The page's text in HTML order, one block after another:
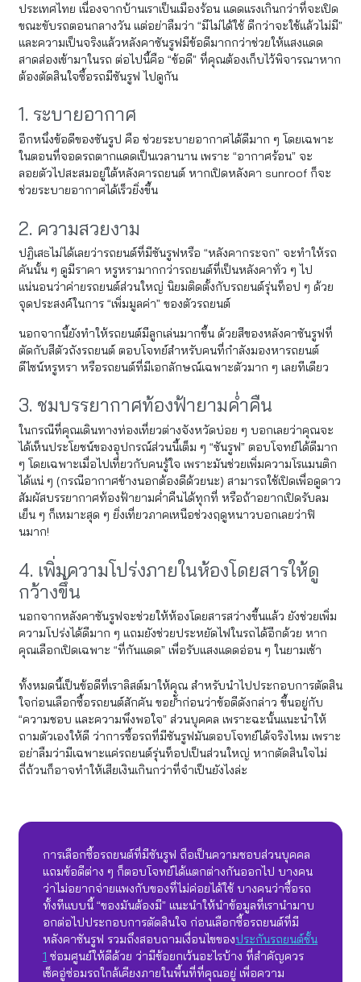
ประเทศไทย เนื่องจากบ้านเราเป็นเมืองร้อน แดดแรงเกินกว่าที่จะเปิด
ขณะขับรถตอนกลางวัน แต่อย่าลืมว่า “มีไม่ได้ใช้ ดีกว่าจะใช้แล้วไม่มี”
และความเป็นจริงแล้วหลังคาซันรูฟมีข้อดีมากกว่าช่วยให้แสงแดด
สาดส่องเข้ามาในรถ ต่อไปนี้คือ “ข้อดี” ที่คุณต้องเก็บไว้พิจารณาหาก
ต้องตัดสินใจซื้อรถมีซันรูฟ ไปดูกัน
1. ระบายอากาศ
อีกหนึ่งข้อดีของซันรูป คือ ช่วยระบายอากาศได้ดีมาก ๆ โดยเฉพาะ
ในตอนที่จอดรถตากแดดเป็นเวลานาน เพราะ “อากาศร้อน” จะ
ลอยตัวไปสะสมอยู่ใต้หลังคารถยนต์ หากเปิดหลังคา sunroof ก็จะ
ช่วยระบายอากาศได้เร็วยิ่งขึ้น
2. ความสวยงาม
ปฏิเสธไม่ได้เลยว่ารถยนต์ที่มีซันรูฟหรือ “หลังคากระจก” จะทำให้รถ
คันนั้น ๆ ดูมีราคา หรูหรามากกว่ารถยนต์ที่เป็นหลังคาทั่ว ๆ ไป
แน่นอนว่าค่ายรถยนต์ส่วนใหญ่ นิยมติดตั้งกับรถยนต์รุ่นท็อป ๆ ด้วย
จุดประสงค์ในการ “เพิ่มมูลค่า” ของตัวรถยนต์
นอกจากนี้ยังทำให้รถยนต์มีลูกเล่นมากขึ้น ด้วยสีของหลังคาซันรูฟที่
ตัดกับสีตัวถังรถยนต์ ตอบโจทย์สำหรับคนที่กำลังมองหารถยนต์
ดีไซน์หรูหรา หรือรถยนต์ที่มีเอกลักษณ์เฉพาะตัวมาก ๆ เลยทีเดียว
3. ชมบรรยากาศท้องฟ้ายามค่ำคืน
ในกรณีที่คุณเดินทางท่องเที่ยวต่างจังหวัดบ่อย ๆ บอกเลยว่าคุณจะ
ได้เห็นประโยชน์ของอุปกรณ์ส่วนนี้เต็ม ๆ “ซันรูฟ” ตอบโจทย์ได้ดีมาก
ๆ โดยเฉพาะเมื่อไปเที่ยวกับคนรู้ใจ เพราะมันช่วยเพิ่มความโรแมนติก
ได้แน่ ๆ (กรณีอากาศข้างนอกต้องดีด้วยนะ) สามารถใช้เปิดเพื่อดูดาว
สัมผัสบรรยากาศท้องฟ้ายามค่ำคืนได้ทุกที่ หรือถ้าอยากเปิดรับลม
เย็น ๆ ก็เหมาะสุด ๆ ยิ่งเที่ยวภาคเหนือช่วงฤดูหนาวบอกเลยว่าฟิ
นมาก!
4. เพิ่มความโปร่งภายในห้องโดยสารให้ดู
กว้างขึ้น
นอกจากหลังคาซันรูฟจะช่วยให้ห้องโดยสารสว่างขึ้นแล้ว ยังช่วยเพิ่ม
ความโปร่งได้ดีมาก ๆ แถมยังช่วยประหยัดไฟในรถได้อีกด้วย หาก
คุณเลือกเปิดเฉพาะ “ที่กันแดด” เพื่อรับแสงแดดอ่อน ๆ ในยามเช้า
ทั้งหมดนี้เป็นข้อดีที่เราลิสต์มาให้คุณ สำหรับนำไปประกอบการตัดสิน
ใจก่อนเลือกซื้อรถยนต์สักคัน ขอย้ำก่อนว่าข้อดีดังกล่าว ขึ้นอยู่กับ
“ความชอบ และความพึงพอใจ” ส่วนบุคคล เพราะฉะนั้นแนะนำให้
ถามตัวเองให้ดี ว่าการซื้อรถที่มีซันรูฟมันตอบโจทย์ได้จริงไหม เพราะ
อย่าลืมว่ามีเฉพาะแค่รถยนต์รุ่นท็อปเป็นส่วนใหญ่ หากตัดสินใจไม่
ถี่ถ้วนก็อาจทำให้เสียเงินเกินกว่าที่จำเป็นยังไงล่ะ
การเลือกซื้อรถยนต์ที่มีซันรูฟ ถือเป็นความชอบส่วนบุคคล
แถมข้อดีต่าง ๆ ก็ตอบโจทย์ได้แตกต่างกันออกไป บางคน
ว่าไม่อยากจ่ายแพงกับของที่ไม่ค่อยได้ใช้ บางคนว่าซื้อรถ
ทั้งทีแบบนี้ “ของมันต้องมี” แนะนำให้นำข้อมูลที่เรานำมาบ
อกต่อไปประกอบการตัดสินใจ ก่อนเลือกซื้อรถยนต์ที่มี
หลังคาซันรูฟ รวมถึงสอบถามเงื่อนไขของประกันรถยนต์ชั้น
1 ซ่อมศูนย์ให้ดีด้วย ว่ามีข้อยกเว้นอะไรบ้าง ที่สำคัญควร
เช็คอู่ซ่อมรถใกล้เคียงภายในพื้นที่ที่คุณอยู่ เพื่อความ